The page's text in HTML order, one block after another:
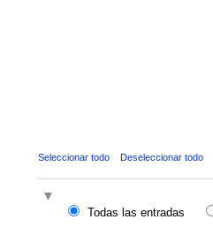
Seleccionar todo Deseleccionar todo
Todas las entradas